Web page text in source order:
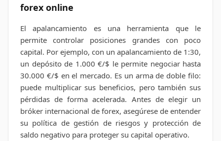
forex online
El apalancamiento es una herramienta que le
permite controlar posiciones grandes con poco
capital. Por ejemplo, con un apalancamiento de 1:30,
un depósito de 1.000 €/$ le permite negociar hasta
30.000 €/$ en el mercado. Es un arma de doble filo:
puede multiplicar sus beneficios, pero también sus
pérdidas de forma acelerada. Antes de elegir un
bróker internacional de forex, asegúrese de entender
su política de gestión de riesgos y protección de
saldo negativo para proteger su capital operativo.